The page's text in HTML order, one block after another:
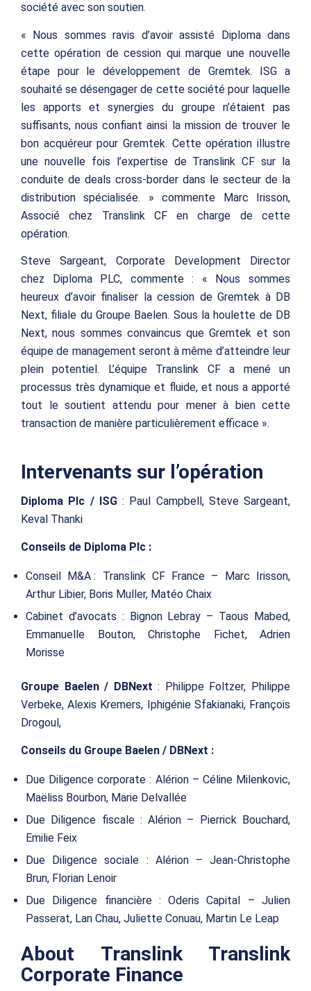
société avec son soutien.
« Nous sommes ravis d’avoir assisté Diploma dans
cette opération de cession qui marque une nouvelle
étape pour le développement de Gremtek. ISG a
souhaité se désengager de cette société pour laquelle
les apports et synergies du groupe n’étaient pas
suffisants, nous confiant ainsi la mission de trouver le
bon acquéreur pour Gremtek. Cette opération illustre
une nouvelle fois l’expertise de Translink CF sur la
conduite de deals cross-border dans le secteur de la
distribution spécialisée. » commente Marc Irisson,
Associé chez Translink CF en charge de cette
opération.
Steve Sargeant, Corporate Development Director
chez Diploma PLC, commente : « Nous sommes
heureux d’avoir finaliser la cession de Gremtek à DB
Next, filiale du Groupe Baelen. Sous la houlette de DB
Next, nous sommes convaincus que Gremtek et son
équipe de management seront à même d’atteindre leur
plein potentiel. L’équipe Translink CF a mené un
processus très dynamique et fluide, et nous a apporté
tout le soutient attendu pour mener à bien cette
transaction de manière particulièrement efficace ».
Intervenants sur l’opération
Diploma Plc / ISG: Paul Campbell, Steve Sargeant,
Keval Thanki
Conseils de Diploma Plc :
Conseil M&A : Translink CF France – Marc Irisson,
Arthur Libier, Boris Muller, Matéo Chaix
Cabinet d’avocats : Bignon Lebray – Taous Mabed,
Emmanuelle Bouton, Christophe Fichet, Adrien
Morisse
Groupe Baelen / DBNext : Philippe Foltzer, Philippe
Verbeke, Alexis Kremers, Iphigénie Sfakianaki, François
Drogoul,
Conseils du Groupe Baelen / DBNext :
Due Diligence corporate : Alérion – Céline Milenkovic,
Maëliss Bourbon, Marie Delvallée
Due Diligence fiscale : Alérion – Pierrick Bouchard,
Emilie Feix
Due Diligence sociale : Alérion – Jean-Christophe
Brun, Florian Lenoir
Due Diligence financière : Oderis Capital – Julien
Passerat, Lan Chau, Juliette Conuau, Martin Le Leap
About Translink Translink
Corporate Finance